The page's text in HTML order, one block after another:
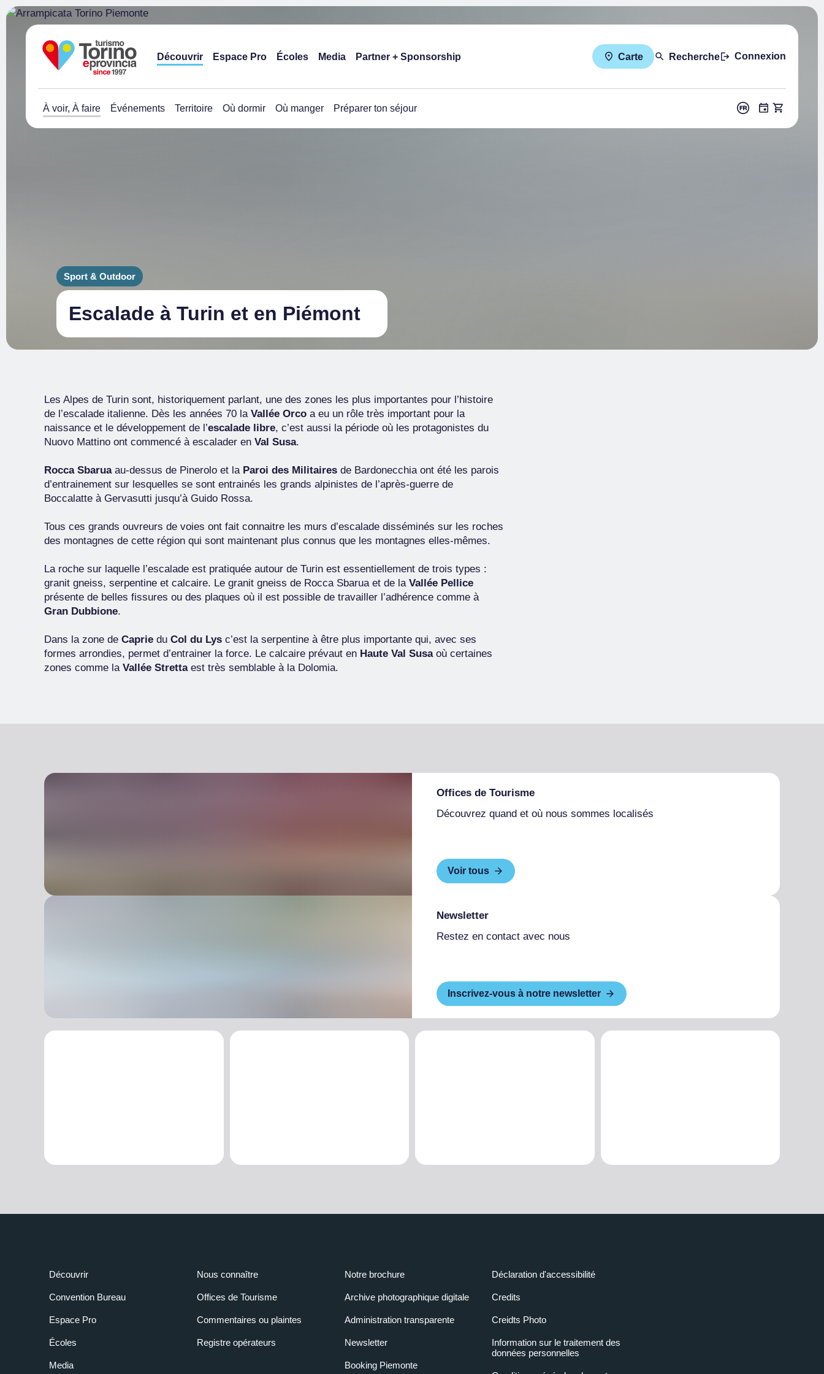
Découvrir Espace Pro Écoles Media Partner + Sponsorship Carte Recherche Connexion
À voir, À faire Événements Territoire Où dormir Où manger Préparer ton séjour
Sport & Outdoor
Escalade à Turin et en Piémont
Les Alpes de Turin sont, historiquement parlant, une des zones les plus importantes pour l’histoire
de l’escalade italienne. Dès les années 70 la Vallée Orco a eu un rôle très important pour la
naissance et le développement de l’escalade libre, c’est aussi la période où les protagonistes du
Nuovo Mattino ont commencé à escalader en Val Susa.
Rocca Sbaruaau-dessus de Pinerolo et la Paroi des Militaires de Bardonecchia ont été les parois
d’entrainement sur lesquelles se sont entrainés les grands alpinistes de l’après-guerre de
Boccalatte à Gervasutti jusqu’à Guido Rossa.
Tous ces grands ouvreurs de voies ont fait connaitre les murs d’escalade disséminés sur les roches
des montagnes de cette région qui sont maintenant plus connus que les montagnes elles-mêmes.
La roche sur laquelle l’escalade est pratiquée autour de Turin est essentiellement de trois types :
granit gneiss, serpentine et calcaire. Le granit gneiss de Rocca Sbarua et de laVallée Pellice
présente de belles fissures ou des plaques où il est possible de travailler l’adhérence comme à
Gran Dubbione.
Dans la zone de Caprie du Col du Lys c’est la serpentine à être plus importante qui, avec ses
formes arrondies, permet d’entrainer la force. Le calcaire prévaut en Haute Val Susaoù certaines
zones comme la Vallée Strettaest très semblable à la Dolomia.
Offices de Tourisme
Découvrez quand et où nous sommes localisés
Voir tous
Newsletter
Restez en contact avec nous
Inscrivez-vous à notre newsletter
Découvrir
Convention Bureau
Espace Pro
Écoles
Media
Nous connaître
Offices de Tourisme
Commentaires ou plaintes
Registre opérateurs
Notre brochure
Archive photographique digitale
Administration transparente
Newsletter
Booking Piemonte
Déclaration d'accessibilité
Credits
Creidts Photo
Information sur le traitement des
données personnelles